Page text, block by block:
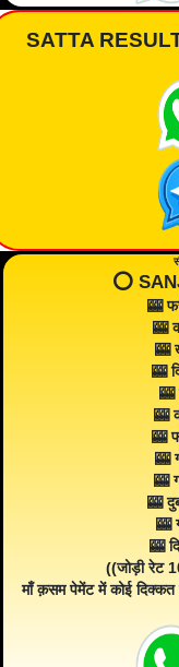
SATTA
⭕️
🎰
🎰
🎰
🎰
🎰
🎰
🎰
🎰
🎰
🎰
🎰
🎰
((जोड़ी रेट
माँ क़सम पेमेंट में कोई दिक्कत